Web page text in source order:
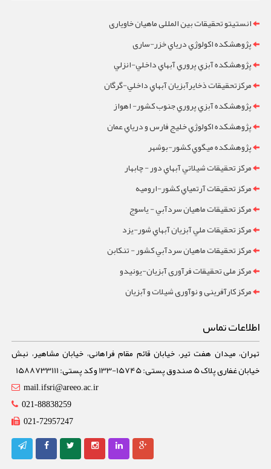
انستیتو تحقیقات بین المللی ماهیان خاویاری
پژوهشکده اکولوژي درياي خزر-ساری
پژوهشکده آبزي پروري آبهاي داخلي-انزلي
مرکزتحقيقات ذخايرآبزيان آبهاي داخلي-گرگان
پژوهشکده آبزي پروري جنوب کشور- اهواز
پژوهشکده اکولوژي خليج فارس و درياي عمان
پژوهشکده ميگوي کشور-بوشهر
مرکز تحقيقات شيلاتي آبهاي دور - چابهار
مرکز تحقيقات آرتمياي کشور-ارومیه
مرکز تحقيقات ماهيان سردآبي - ياسوج
مرکز تحقيقات ملي آبزيان آبهاي شور-یزد
مرکز تحقيقات ماهيان سردآبي کشور - تنکابن
مرکز ملی تحقیقات فرآوری آبزیان-یونیدو
مرکز کارآفرینی و نوآوری شیلات و آبزیان
اطلاعات تماس
تهران، میدان هفت تیر، خیابان قائم مقام فراهانی، خیابان مشاهیر، نبش
خیابان غفاری پلاک 5 صندوق پستی: 15745-133 و کد پستی: 1588733111
mail.ifsri@areeo.ac.ir
021-88838259
021-72957247